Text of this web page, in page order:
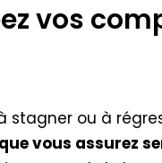
vos
ou à
vous assurez